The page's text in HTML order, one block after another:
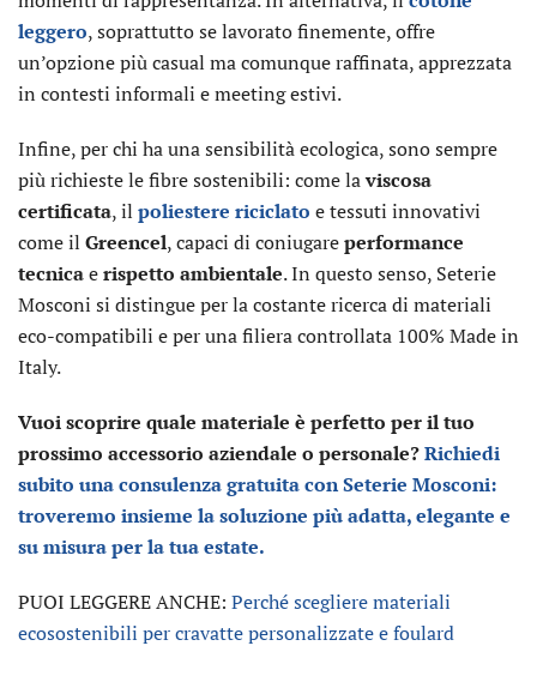
leggero, soprattutto se lavorato finemente, offre
un’opzione più casual ma comunque raffinata, apprezzata
in contesti informali e meeting estivi.
Infine, per chi ha una sensibilità ecologica, sono sempre
più richieste le fibre sostenibili: come laviscosa
certificata, il poliestere riciclato e tessuti innovativi
come il Greencel, capaci di coniugareperformance
tecnicaerispetto ambientale. In questo senso, Seterie
Mosconi si distingue per la costante ricerca di materiali
eco-compatibili e per una filiera controllata 100% Made in
Italy.
Vuoi scoprire quale materiale è perfetto per il tuo
prossimo accessorio aziendale o personale?Richiedi
subito una consulenza gratuita con Seterie Mosconi:
troveremo insieme la soluzione più adatta, elegante e
su misura per la tua estate.
PUOI LEGGERE ANCHE: Perché scegliere materiali
ecosostenibili per cravatte personalizzate e foulard